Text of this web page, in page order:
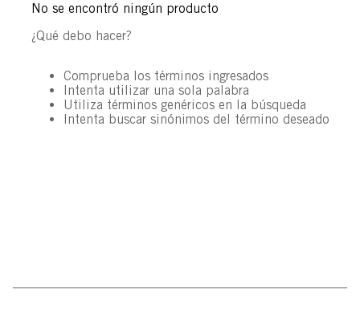
No se encontró ningún producto
¿Qué debo hacer?
Comprueba los términos ingresados
Intenta utilizar una sola palabra
Utiliza términos genéricos en la búsqueda
Intenta buscar sinónimos del término deseado